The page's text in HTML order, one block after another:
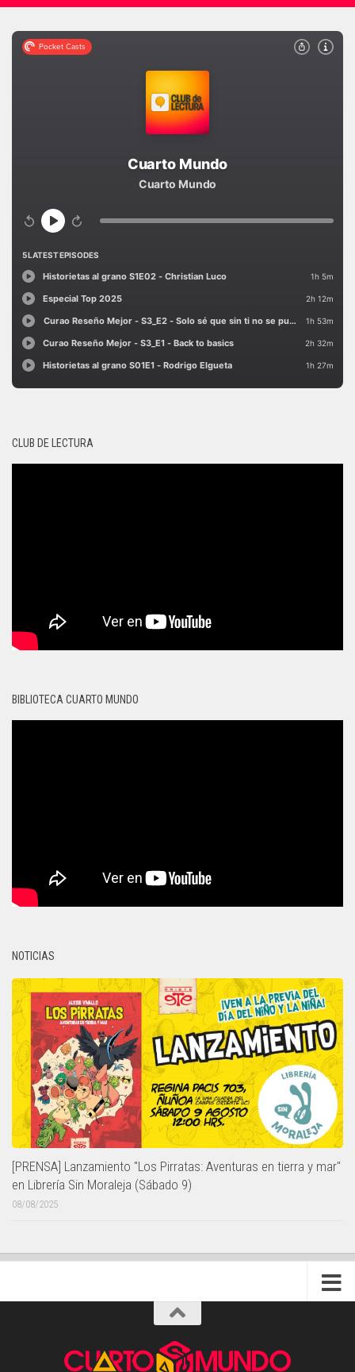
CLUB DE LECTURA
BIBLIOTECA CUARTO MUNDO
NOTICIAS
[PRENSA] Lanzamiento "Los Pirratas: Aventuras en tierra y mar"
en Librería Sin Moraleja (Sábado 9)
08/08/2025